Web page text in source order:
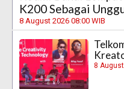
K200 Sebagai
8 August 2026 08:00 WIB
8